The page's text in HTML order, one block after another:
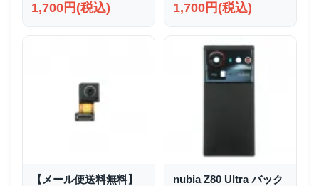
1,700円(税込) 1,700円(税込)
【メール便送料無料】
nubia Z80 Ultra バック